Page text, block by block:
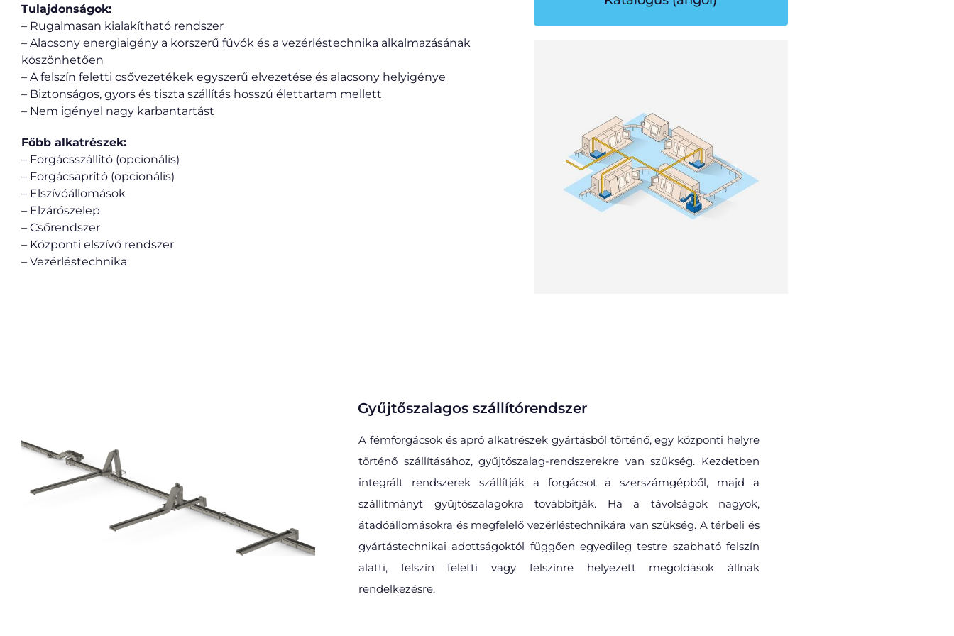
Tulajdonságok:
– Rugalmasan kialakítható rendszer
– Alacsony energiaigény a korszerű fúvók és a vezérléstechnika alkalmazásának
köszönhetően
– A felszín feletti csővezetékek egyszerű elvezetése és alacsony helyigénye
– Biztonságos, gyors és tiszta szállítás hosszú élettartam mellett
– Nem igényel nagy karbantartást
Főbb alkatrészek:
– Forgácsszállító (opcionális)
– Forgácsaprító (opcionális)
– Elszívóállomások
– Elzárószelep
– Csőrendszer
– Központi elszívó rendszer
– Vezérléstechnika
Gyűjtőszalagos szállítórendszer​
A fémforgácsok és apró alkatrészek gyártásból történő, egy központi helyre
történő szállításához, gyűjtőszalag-rendszerekre van szükség. Kezdetben
integrált rendszerek szállítják a forgácsot a szerszámgépből, majd a
szállítmányt gyűjtőszalagokra továbbítják. Ha a távolságok nagyok,
átadóállomásokra és megfelelő vezérléstechnikára van szükség. A térbeli és
gyártástechnikai adottságoktól függően egyedileg testre szabható felszín
alatti, felszín feletti vagy felszínre helyezett megoldások állnak
rendelkezésre.